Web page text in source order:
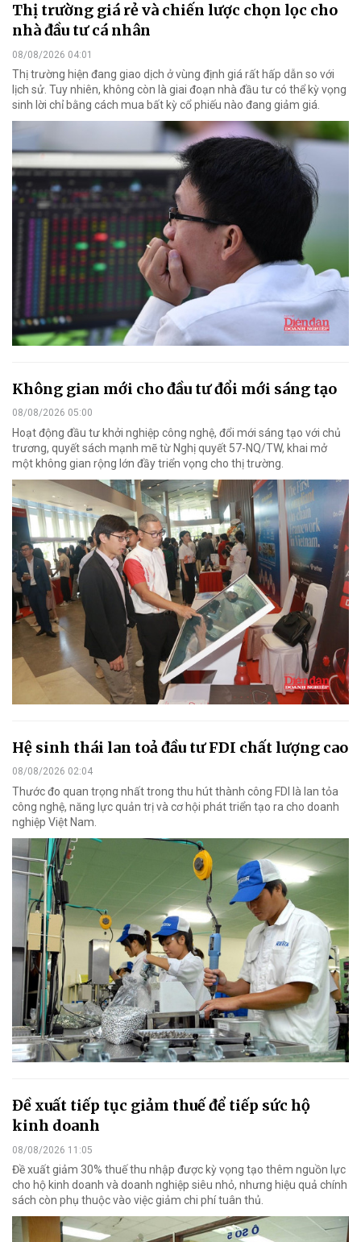
Thị trường giá rẻ và chiến lược chọn lọc cho
nhà đầu tư cá nhân
08/08/2026 04:01
Thị trường hiện đang giao dịch ở vùng định giá rất hấp dẫn so với
lịch sử. Tuy nhiên, không còn là giai đoạn nhà đầu tư có thể kỳ vọng
sinh lời chỉ bằng cách mua bất kỳ cổ phiếu nào đang giảm giá.
Không gian mới cho đầu tư đổi mới sáng tạo
08/08/2026 05:00
Hoạt động đầu tư khởi nghiệp công nghệ, đổi mới sáng tạo với chủ
trương, quyết sách mạnh mẽ từ Nghị quyết 57-NQ/TW, khai mở
một không gian rộng lớn đầy triển vọng cho thị trường.
Hệ sinh thái lan toả đầu tư FDI chất lượng cao
08/08/2026 02:04
Thước đo quan trọng nhất trong thu hút thành công FDI là lan tỏa
công nghệ, năng lực quản trị và cơ hội phát triển tạo ra cho doanh
nghiệp Việt Nam.
Đề xuất tiếp tục giảm thuế để tiếp sức hộ
kinh doanh
08/08/2026 11:05
Đề xuất giảm 30% thuế thu nhập được kỳ vọng tạo thêm nguồn lực
cho hộ kinh doanh và doanh nghiệp siêu nhỏ, nhưng hiệu quả chính
sách còn phụ thuộc vào việc giảm chi phí tuân thủ.